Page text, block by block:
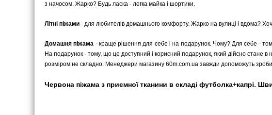
з начосом. Жарко? Будь ласка - легка майка і шортики.
Літні піжами - для любителів домашнього комфорту. Жарко на вулиці і вдома?
Домашня піжама - краще рішення для себе і на подарунок. Чому? Для себе -
На подарунок - тому, що це доступний і корисний подарунок, який дійсно стане
розміром не складно. Менеджери магазину 60m.com.ua завжди допоможуть
Червона піжама з приємної тканини в складі футболка+капрі.